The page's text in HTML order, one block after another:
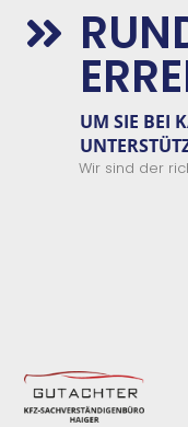

UM SIE BEI
Wir sind der